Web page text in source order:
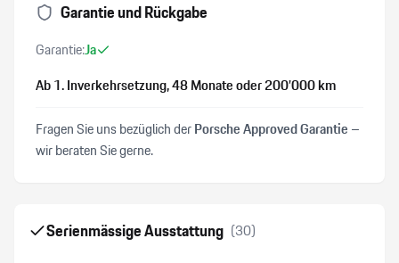
Garantie und Rückgabe
Garantie:Ja
Ab 1. Inverkehrsetzung, 48 Monateoder 200’000 km
Fragen Sie uns bezüglich derPorsche Approved Garantie –
wir beraten Sie gerne.
Serienmässige Ausstattung (30)